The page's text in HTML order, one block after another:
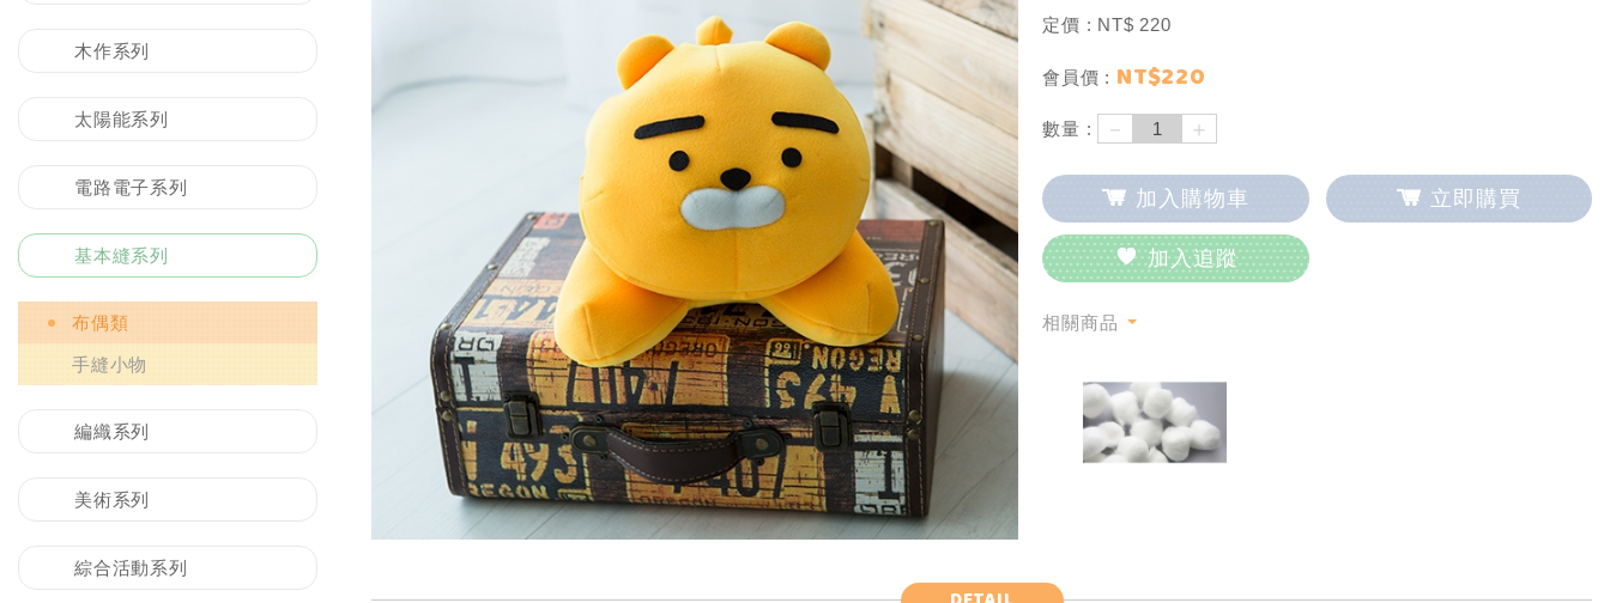
木作系列
太陽能系列
電路電子系列
基本縫系列
布偶類
手縫小物
編織系列
美術系列
綜合活動系列
定價 : NT$ 220
會員價 : NT$220
數量 : － ＋
加入購物車 立即購買
加入追蹤
相關商品